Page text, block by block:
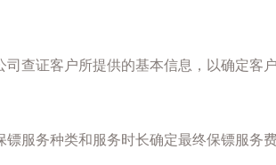
查证客户所提供的基本信息，以确定客
服务种类和服务时长确定最终保镖服务费